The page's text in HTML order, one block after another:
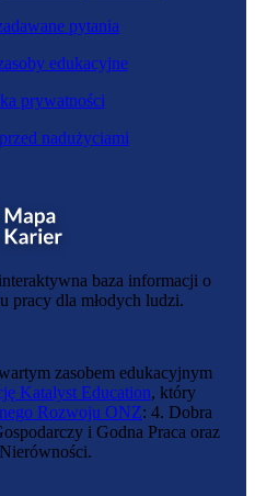
baza informacji o
pracy dla młodych ludzi.
pytania
edukacyjne
prywatności
nadużyciami
zasobem edukacyjnym
Katalyst Education, który
Rozwoju ONZ: 4. Dobra
i Godna Praca oraz